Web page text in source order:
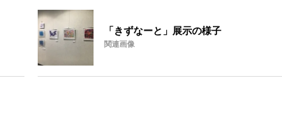
「きずなーと」展示の様子
関連画像